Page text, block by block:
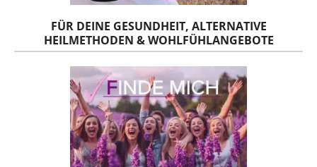
FÜR DEINE GESUNDHEIT, ALTERNATIVE
HEILMETHODEN & WOHLFÜHLANGEBOTE